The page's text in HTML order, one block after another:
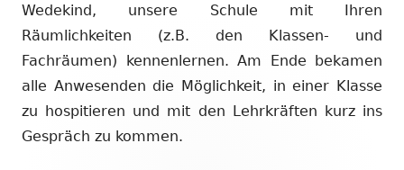
Wedekind, unsere Schule mit Ihren
Räumlichkeiten (z.B. den Klassen- und
Fachräumen) kennenlernen. Am Ende bekamen
alle Anwesenden die Möglichkeit, in einer Klasse
zu hospitieren und mit den Lehrkräften kurz ins
Gespräch zu kommen.